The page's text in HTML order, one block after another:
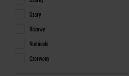
Szary
Różowy
Niebieski
Czerwony